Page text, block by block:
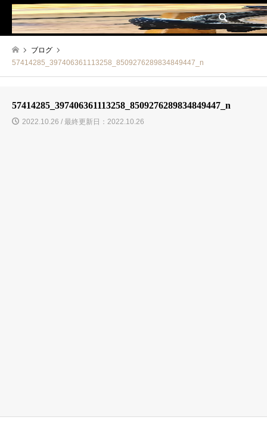
検索
ブログ
57414285_397406361113258_8509276289834849447_n
57414285_397406361113258_8509276289834849447_n
2022.10.26 / 最終更新日：2022.10.26